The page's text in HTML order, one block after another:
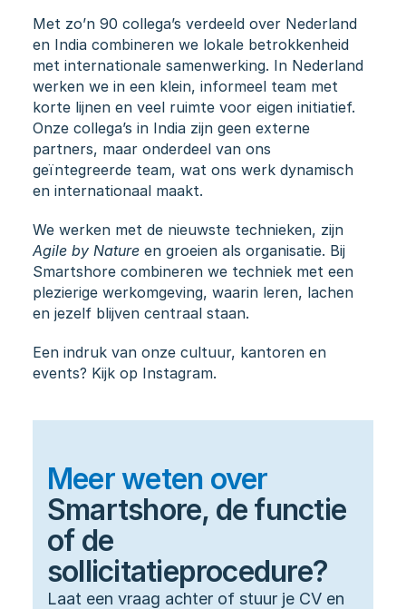
Met zo’n 90 collega’s verdeeld over Nederland
en India combineren we lokale betrokkenheid
met internationale samenwerking. In Nederland
werken we in een klein, informeel team met
korte lijnen en veel ruimte voor eigen initiatief.
Onze collega’s in India zijn geen externe
partners, maar onderdeel van ons
geïntegreerde team, wat ons werk dynamisch
en internationaal maakt.
Agile by Nature en groeien als organisatie. Bij
Smartshore combineren we techniek met een
plezierige werkomgeving, waarin leren, lachen
en jezelf blijven centraal staan.
Een indruk van onze cultuur, kantoren en
events? Kijk op Instagram.
Meer weten over
Smartshore, de functie
of de
sollicitatieprocedure?
Laat een vraag achter of stuur je CV en